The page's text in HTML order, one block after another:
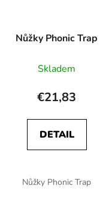
Nůžky Phonic Trap
Skladem
€21,83
DETAIL
Nůžky Phonic Trap